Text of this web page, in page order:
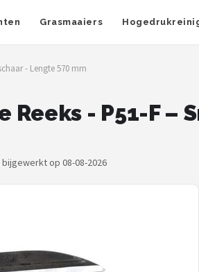
Grasmaaiers
- Lengte 570 mm
- P51-F –
bijgewerkt op 08-08-2026